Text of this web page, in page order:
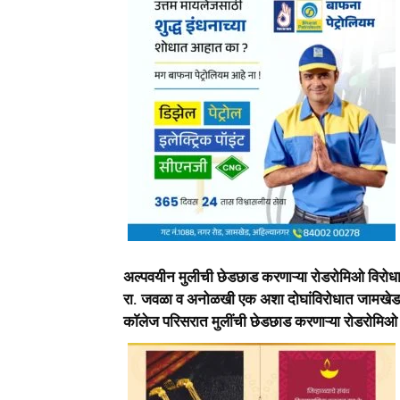
अल्पवयीन मुलीची छेडछाड करणाऱ्या रोडरोमिओ
रा. जवळा व अनोळखी एक अशा दोघांविरोधात
काॅलेज परिसरात मुलींची छेडछाड करणाऱ्या